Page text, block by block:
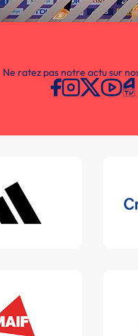
Ne ratez pas notre actu sur